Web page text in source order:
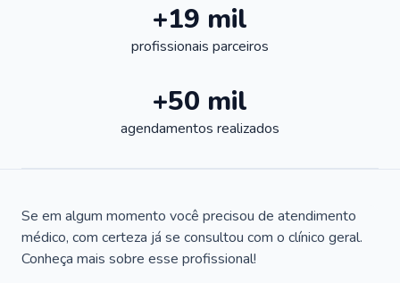
+19 mil
profissionais parceiros
+50 mil
agendamentos realizados
Se em algum momento você precisou de atendimento
médico, com certeza já se consultou com o clínico geral.
Conheça mais sobre esse profissional!